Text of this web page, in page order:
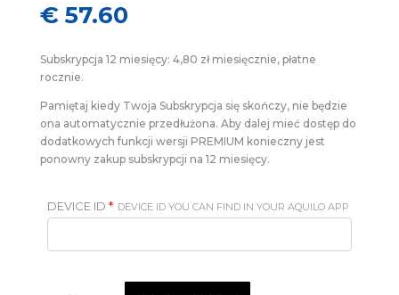
€ 57.60
Subskrypcja 12 miesięcy: 4,80 zł miesięcznie, płatne
rocznie.
Pamiętaj kiedy Twoja Subskrypcja się skończy, nie będzie
ona automatycznie przedłużona. Aby dalej mieć dostęp do
dodatkowych funkcji wersji PREMIUM konieczny jest
ponowny zakup subskrypcji na 12 miesięcy.
DEVICE ID * DEVICE ID YOU CAN FIND IN YOUR AQUILO APP